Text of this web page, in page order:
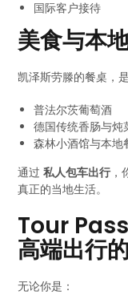
国际客户接待
美食与本
凯泽斯劳滕的餐桌，
普法尔茨葡萄酒
德国传统香肠与炖
森林小酒馆与本地
通过私人包车出行
真正的当地生活。
Tour
高端出行
无论你是：